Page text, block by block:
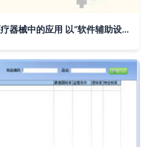
世纪星系列组态软件在医疗器械中的应用 以“软件辅助设备”为核心的创新实践